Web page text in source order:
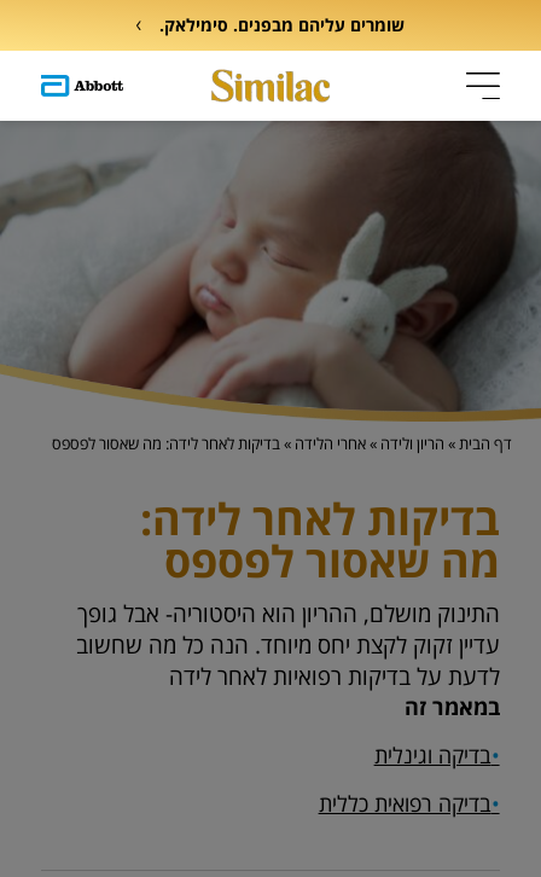
שומרים עליהם מבפנים. סימילאק.
דף הבית» הריון ולידה »אחרי הלידה »בדיקות לאחר לידה: מה שאסור לפספס
בדיקות לאחר לידה:
מה שאסור לפספס
התינוק מושלם, ההריון הוא היסטוריה- אבל גופך
עדיין זקוק לקצת יחס מיוחד. הנה כל מה שחשוב
לדעת על בדיקות רפואיות לאחר לידה
במאמר זה
•בדיקה רפואית כללית
•בדיקה וגינלית